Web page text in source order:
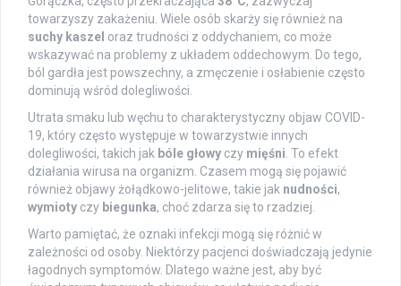
towarzyszy zakażeniu. Wiele osób skarży się również na
suchy kaszel oraz trudności z oddychaniem, co może
wskazywać na problemy z układem oddechowym. Do tego,
ból gardła jest powszechny, a zmęczenie i osłabienie często
dominują wśród dolegliwości.
Utrata smaku lub węchu to charakterystyczny objaw COVID-
19, który często występuje w towarzystwie innych
dolegliwości, takich jak bóle głowy czy mięśni . To efekt
działania wirusa na organizm. Czasem mogą się pojawić
również objawy żołądkowo-jelitowe, takie jak nudności,
wymioty czy biegunka, choć zdarza się to rzadziej.
Warto pamiętać, że oznaki infekcji mogą się różnić w
zależności od osoby. Niektórzy pacjenci doświadczają jedynie
łagodnych symptomów. Dlatego ważne jest, aby być